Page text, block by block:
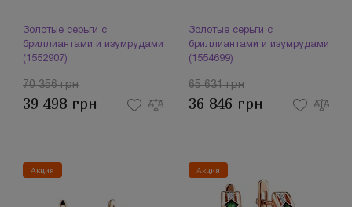
Золотые серьги с
бриллиантами и изумрудами
(1552907)
70 356 грн
39 498 грн
Золотые серьги с
бриллиантами и изумрудами
(1554699)
65 631 грн
36 846 грн
Акция Акция